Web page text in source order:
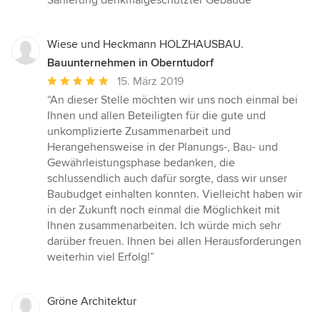
Wiese und Heckmann HOLZHAUSBAU.
Bauunternehmen in Oberntudorf
Durchschnittliche
Bewertung:
5
von
5
Sternen
15. März 2019
“An dieser Stelle möchten wir uns noch einmal bei
Ihnen und allen Beteiligten für die gute und
unkomplizierte Zusammenarbeit und
Herangehensweise in der Planungs-, Bau- und
Gewährleistungsphase bedanken, die
schlussendlich auch dafür sorgte, dass wir unser
Baubudget einhalten konnten. Vielleicht haben wir
in der Zukunft noch einmal die Möglichkeit mit
Ihnen zusammenarbeiten. Ich würde mich sehr
darüber freuen. Ihnen bei allen Herausforderungen
weiterhin viel Erfolg!”
Gröne Architektur